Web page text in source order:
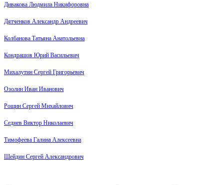
Дивакова Людмила Никифоровна
Дятченков Александр Андреевич
Колбанова Татьяна Анатольевна
Кондрашов Юрий Васильевич
Михалутин Сергей Григорьевич
Озолин Иван Иванович
Рощин Сергей Михайлович
Седнев Виктор Николаевич
Тимофеева Галина Алексеевна
Шейдин Сергей Александрович